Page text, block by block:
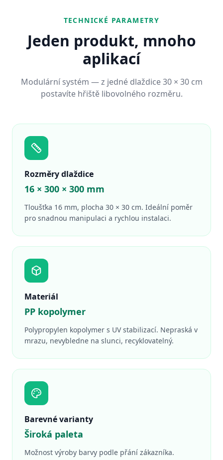
TECHNICKÉ PARAMETRY
Jeden produkt, mnoho
aplikací
Modulární systém — z jedné dlaždice 30 × 30 cm
postavíte hřiště libovolného rozměru.
Rozměry dlaždice
16 × 300 × 300 mm
Tloušťka 16 mm, plocha 30 × 30 cm. Ideální poměr
pro snadnou manipulaci a rychlou instalaci.
Materiál
PP kopolymer
Polypropylen kopolymer s UV stabilizací. Nepraská v
mrazu, nevybledne na slunci, recyklovatelný.
Barevné varianty
Široká paleta
Možnost výroby barvy podle přání zákazníka.